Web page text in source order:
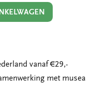
vanaf €29,-
met musea